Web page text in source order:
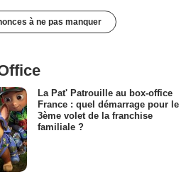
à ne pas manquer
La Pat' Patrouille au box-office
France : quel démarrage pour le
3ème volet de la franchise
familiale ?